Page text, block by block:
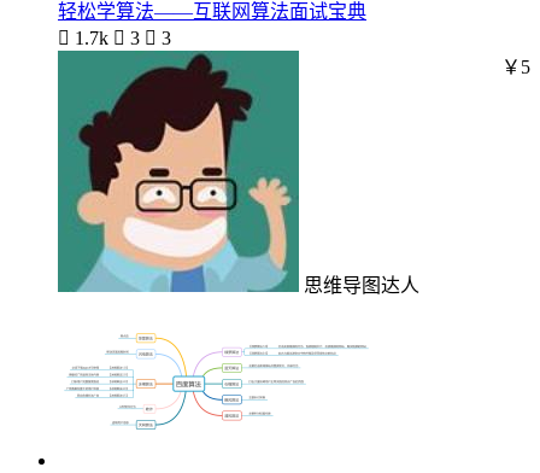
轻松学算法——互联网算法面试宝典
 1.7k  3  3
思维导图达人
￥5